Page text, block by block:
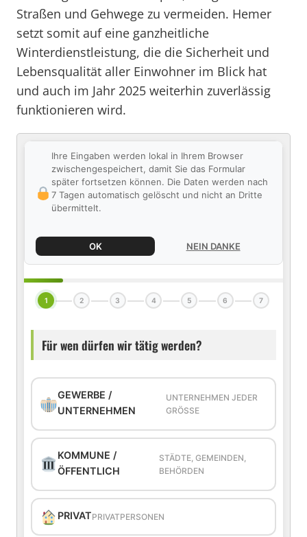
Straßen und Gehwege zu vermeiden. Hemer
setzt somit auf eine ganzheitliche
Winterdienstleistung, die die Sicherheit und
Lebensqualität aller Einwohner im Blick hat
und auch im Jahr 2025 weiterhin zuverlässig
funktionieren wird.
Ihre Eingaben werden lokal in Ihrem Browser
zwischengespeichert, damit Sie das Formular
später fortsetzen können. Die Daten werden nach
7 Tagen automatisch gelöscht und nicht an Dritte
übermittelt.
OK NEIN DANKE
1 2 3 4 5 6 7
Für wen dürfen wir tätig werden?
GEWERBE /
UNTERNEHMEN
UNTERNEHMEN JEDER
GRÖSSE
KOMMUNE /
ÖFFENTLICH
STÄDTE, GEMEINDEN,
BEHÖRDEN
PRIVATPRIVATPERSONEN